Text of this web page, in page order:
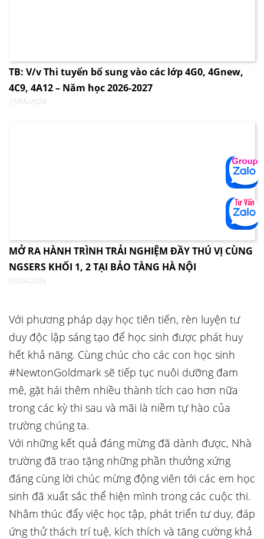
TB: V/v Thi tuyển bổ sung vào các lớp 4G0, 4Gnew,
4C9, 4A12 – Năm học 2026-2027
25/05/2026
MỞ RA HÀNH TRÌNH TRẢI NGHIỆM ĐẦY THÚ VỊ CÙNG
NGSERS KHỐI 1, 2 TẠI BẢO TÀNG HÀ NỘI
03/04/2026
Với phương pháp dạy học tiên tiến, rèn luyện tư
duy độc lập sáng tạo để học sinh được phát huy
hết khả năng. Cùng chúc cho các con học sinh
#NewtonGoldmark sẽ tiếp tục nuôi dưỡng đam
mê, gặt hái thêm nhiều thành tích cao hơn nữa
trong các kỳ thi sau và mãi là niềm tự hào của
trường chúng ta.
Với những kết quả đáng mừng đã dành được, Nhà
trường đã trao tặng những phần thưởng xứng
đáng cùng lời chúc mừng động viên tới các em học
sinh đã xuất sắc thể hiện mình trong các cuộc thi.
Nhằm thúc đẩy việc học tập, phát triển tư duy, đáp
ứng thử thách trí tuệ, kích thích và tăng cường khả